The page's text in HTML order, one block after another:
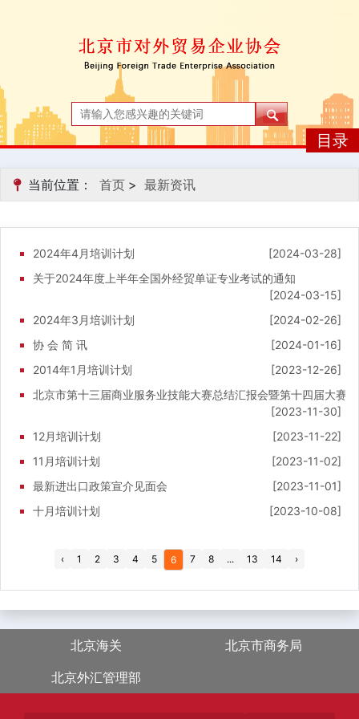
目录
当前位置： 首页 > 最新资讯
2024年4月培训计划
[2024-03-28]
关于2024年度上半年全国外经贸单证专业考试的通知
[2024-03-15]
2024年3月培训计划
[2024-02-26]
协 会 简 讯
[2024-01-16]
2014年1月培训计划
[2023-12-26]
北京市第十三届商业服务业技能大赛总结汇报会暨第十四届大赛
[2023-11-30]
12月培训计划
[2023-11-22]
11月培训计划
[2023-11-02]
最新进出口政策宣介见面会
[2023-11-01]
十月培训计划
[2023-10-08]
‹ 1 2 3 4 5 6 7 8 ... 13 14 ›
北京海关
北京市商务局
北京外汇管理部